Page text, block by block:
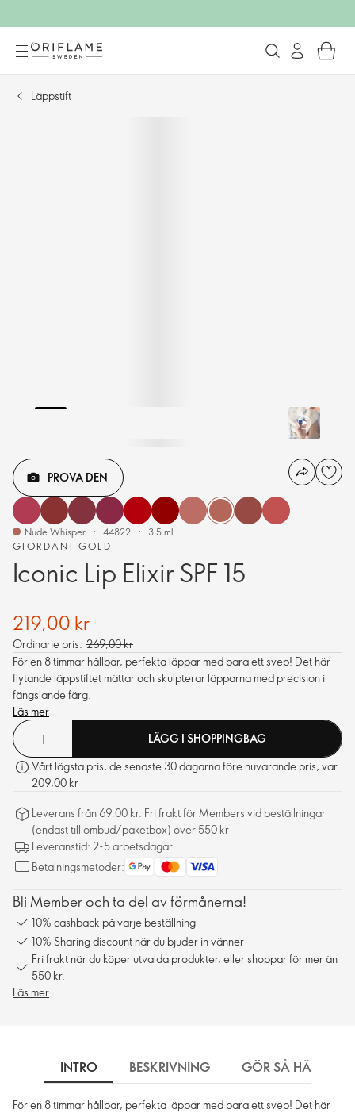
Läppstift
GIORDANI GOLD
Iconic Lip Elixir SPF 15
PROVA DEN
Nude Whisper 44822 3.5 ml.
219,00 kr
Ordinarie pris: 269,00 kr
För en 8 timmar hållbar, perfekta läppar med bara ett svep! Det här
flytande läppstiftet mättar och skulpterar läpparna med precision i
fängslande färg.
Läs mer
LÄGG I SHOPPINGBAG
Vårt lägsta pris, de senaste 30 dagarna före nuvarande pris, var
209,00 kr
Leverans från 69,00 kr. Fri frakt för Members vid beställningar
(endast till ombud/paketbox) över 550 kr
Leveranstid: 2-5 arbetsdagar
Betalningsmetoder:
Bli Member och ta del av förmånerna!
10% cashback på varje beställning
10% Sharing discount när du bjuder in vänner
Fri frakt när du köper utvalda produkter, eller shoppar för mer än
550 kr.
Läs mer
INTRO BESKRIVNING GÖR SÅ HÄR
För en 8 timmar hållbar, perfekta läppar med bara ett svep! Det här